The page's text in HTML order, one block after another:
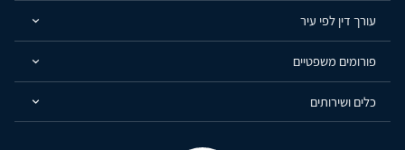
עורך דין לפי עיר
פורומים משפטיים
כלים ושירותים